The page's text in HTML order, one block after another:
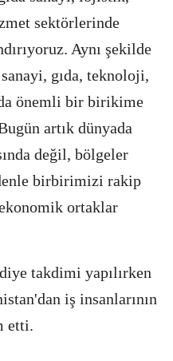
sektörlerinde
Aynı şekilde
gıda, teknoloji,
önemli bir birikime
artık dünyada
değil, bölgeler
birbirimizi rakip
ortaklar
takdimi yapılırken
iş insanlarının
etti.